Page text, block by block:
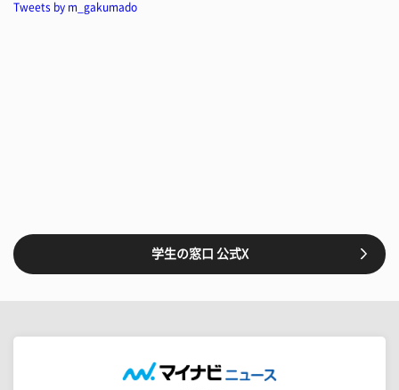
Tweets by m_gakumado
学生の窓口 公式X